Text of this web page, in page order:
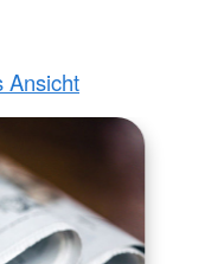
Ansicht